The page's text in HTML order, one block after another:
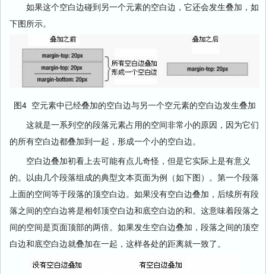
如果这个空白边碰到另一个元素的空白边，它还会发生叠加，如
下图所示。
图4 空元素中已经叠加的空白边与另一个空元素的空白边发生叠加
这就是一系列空的段落元素占用的空间非常小的原因，因为它们
的所有空白边都叠加到一起，形成一个小的空白边。
空白边叠加初看上去可能有点儿奇怪，但是它实际上是有意义
的。以由几个段落组成的典型文本页面为例（如下图）。第一个段落
上面的空间等于段落的顶空白边。如果没有空白边叠加，后续所有段
落之间的空白边将是相邻顶空白边和底空白边的和。这意味着段落之
间的空间是页面顶部的两倍。如果发生空白边叠加，段落之间的顶空
白边和底空白边就叠加在一起，这样各处的距离就一致了。